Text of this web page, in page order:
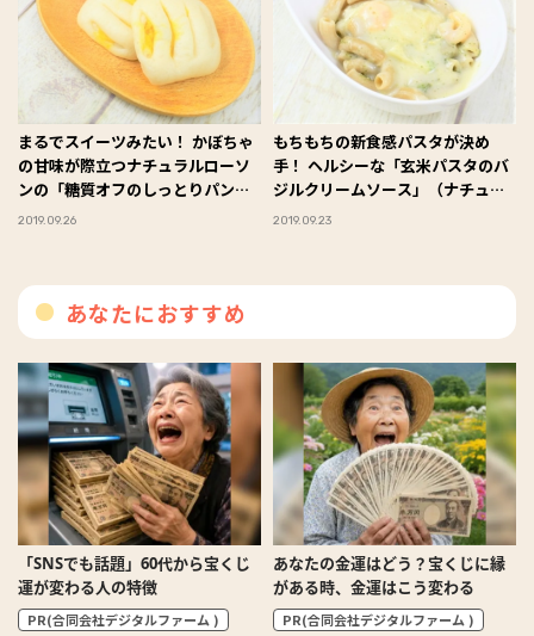
まるでスイーツみたい！ かぼちゃ
の甘味が際立つナチュラルローソ
ンの「糖質オフのしっとりパンか
ぼちゃサラダ ２個入」
2019.09.26
もちもちの新食感パスタが決め
手！ ヘルシーな「玄米パスタのバ
ジルクリームソース」（ナチュラ
ルローソン）
2019.09.23
あなたにおすすめ
「SNSでも話題」60代から宝くじ
運が変わる人の特徴
PR(合同会社デジタルファーム )
あなたの金運はどう？宝くじに縁
がある時、金運はこう変わる
PR(合同会社デジタルファーム )